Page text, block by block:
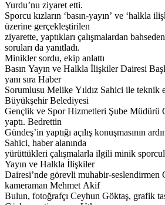
Yurdu’nu ziyaret etti.
Sporcu kızların ‘basın-yayın’ ve ‘halkla
üzerine gerçekleştirilen
ziyarette, yaptıkları çalışmalardan
soruları da yanıtladı.
Minikler sordu, ekip anlattı
Basın Yayın ve Halkla İlişkiler Dairesi
yanı sıra Haber
Sorumlusu Melike Yıldız Sahici ile teknik
Büyükşehir Belediyesi
Gençlik ve Spor Hizmetleri Şube Müdürü
yaptı. Bedrettin
Gündeş’in yaptığı açılış konuşmasının
Sahici, haber alanında
yürüttükleri çalışmalarla ilgili minik
Yayın ve Halkla İlişkiler
Dairesi’nde görevli muhabir-seslendirmen
kameraman Mehmet Akif
Bulun, fotoğrafçı Ceyhun Göktaş, grafik